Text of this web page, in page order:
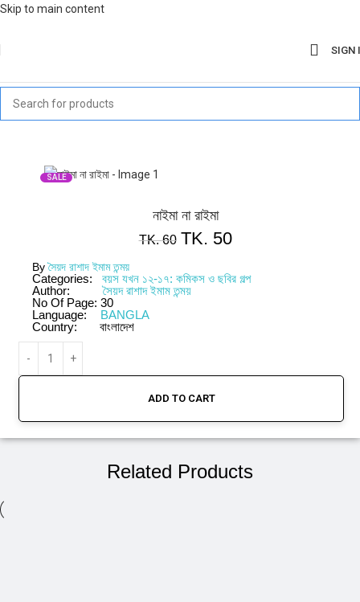
Skip to main content
SIGN
SALE
নাইমা না রাইমা
TK.60 TK. 50
Byসৈয়দ রাশাদ ইমাম তন্ময়
Categories:
বয়স যখন ১২-১৭: কমিকস ও ছবির গল্প
Author:
সৈয়দ রাশাদ ইমাম তন্ময়
No Of Page: 30
Language:
BANGLA
Country:
বাংলাদেশ
ADD TO CART
Related Products